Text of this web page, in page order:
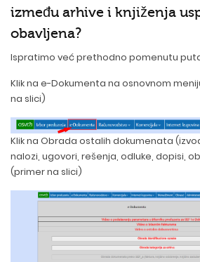
između arhive i knjiženja
obavljena?
Ispratimo već prethodno pomenutu
Klik na e-Dokumenta na osnovnom
na slici)
Klik na Obrada ostalih dokumenata
nalozi, ugovori, rešenja, odluke, dopisi,
(primer na slici)